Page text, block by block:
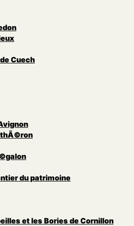
Cuech
du patrimoine
et les Bories de Cornillon